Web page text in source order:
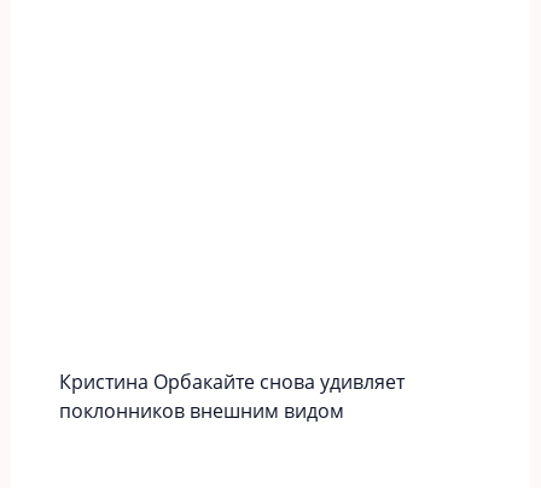
Кристина Орбакайте снова удивляет
поклонников внешним видом